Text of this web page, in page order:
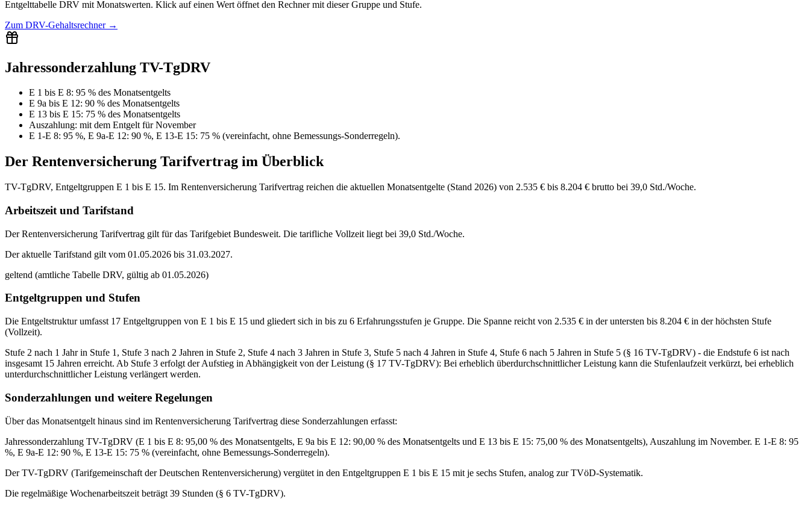
Entgelttabelle DRV mit Monatswerten. Klick auf einen Wert öffnet den Rechner mit dieser Gruppe und Stufe.
Zum DRV-Gehaltsrechner→
Jahressonderzahlung TV-TgDRV
E 1 bis E 8: 95 % des Monatsentgelts
E 9a bis E 12: 90 % des Monatsentgelts
E 13 bis E 15: 75 % des Monatsentgelts
Auszahlung: mit dem Entgelt fürNovember
E 1-E 8: 95 %, E 9a-E 12: 90 %, E 13-E 15: 75 % (vereinfacht, ohne Bemessungs-Sonderregeln).
Der Rentenversicherung Tarifvertrag im Überblick
TV-TgDRV, Entgeltgruppen E 1 bis E 15. Im Rentenversicherung Tarifvertrag reichen die aktuellen Monatsentgelte (Stand 2026) von 2.535 € bis 8.204 € brutto bei 39,0 Std./Woche.
Arbeitszeit und Tarifstand
Der Rentenversicherung Tarifvertrag gilt für das Tarifgebiet Bundesweit. Die tarifliche Vollzeit liegt bei 39,0 Std./Woche.
Der aktuelle Tarifstand gilt vom 01.05.2026 bis 31.03.2027.
geltend (amtliche Tabelle DRV, gültig ab 01.05.2026)
Entgeltgruppen und Stufen
Die Entgeltstruktur umfasst 17 Entgeltgruppen von E 1 bis E 15 und gliedert sich in bis zu 6 Erfahrungsstufen je Gruppe. Die Spanne reicht von 2.535 € in der untersten bis 8.204 € in der höchsten Stufe
(Vollzeit).
Stufe 2 nach 1 Jahr in Stufe 1, Stufe 3 nach 2 Jahren in Stufe 2, Stufe 4 nach 3 Jahren in Stufe 3, Stufe 5 nach 4 Jahren in Stufe 4, Stufe 6 nach 5 Jahren in Stufe 5 (§ 16 TV-TgDRV) - die Endstufe 6 ist nach
insgesamt 15 Jahren erreicht. Ab Stufe 3 erfolgt der Aufstieg in Abhängigkeit von der Leistung (§ 17 TV-TgDRV): Bei erheblich überdurchschnittlicher Leistung kann die Stufenlaufzeit verkürzt, bei erheblich
unterdurchschnittlicher Leistung verlängert werden.
Sonderzahlungen und weitere Regelungen
Über das Monatsentgelt hinaus sind im Rentenversicherung Tarifvertrag diese Sonderzahlungen erfasst:
Jahressonderzahlung TV-TgDRV (E 1 bis E 8: 95,00 % des Monatsentgelts, E 9a bis E 12: 90,00 % des Monatsentgelts und E 13 bis E 15: 75,00 % des Monatsentgelts), Auszahlung im November. E 1-E 8: 95
%, E 9a-E 12: 90 %, E 13-E 15: 75 % (vereinfacht, ohne Bemessungs-Sonderregeln).
Der TV-TgDRV (Tarifgemeinschaft der Deutschen Rentenversicherung) vergütet in den Entgeltgruppen E 1 bis E 15 mit je sechs Stufen, analog zur TVöD-Systematik.
Die regelmäßige Wochenarbeitszeit beträgt 39 Stunden (§ 6 TV-TgDRV).